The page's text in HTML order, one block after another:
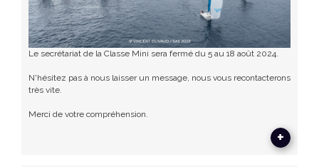
Le secrétariat de la Classe Mini sera fermé du 5 au 18 août 2024.
N'hésitez pas à nous laisser un message, nous vous recontacterons
très vite.
Merci de votre compréhension.
+